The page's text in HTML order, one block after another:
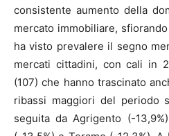
consistente aumento della
mercato immobiliare,
ha visto prevalere il segno
mercati cittadini, con cali in
(107) che hanno trascinato
ribassi maggiori del periodo
seguita da Agrigento (-